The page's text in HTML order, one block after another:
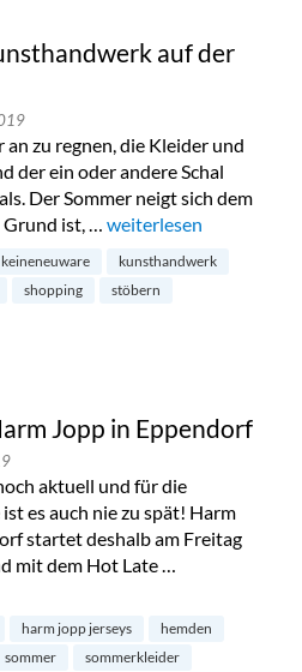
auf der
an zu regnen, die Kleider und
der ein oder andere Schal
Der Sommer neigt sich dem
Grund ist, … „Flohmarkt und
weiterlesen
keineneuware
kunsthandwerk
shopping
stöbern
Jopp in Eppendorf
aktuell und für die
es auch nie zu spät! Harm
startet deshalb am Freitag
mit dem Hot Late …
in Eppendorf“
harm jopp jerseys
hemden
sommer
sommerkleider